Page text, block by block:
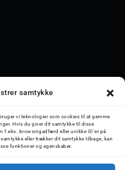
samtykke
vi teknologier som cookies til at gemme
Hvis du giver dit samtykke til disse
f.eks. browsingadfærd eller unikke ID'er på
eller trækker dit samtykke tilbage, kan
funktioner og egenskaber.